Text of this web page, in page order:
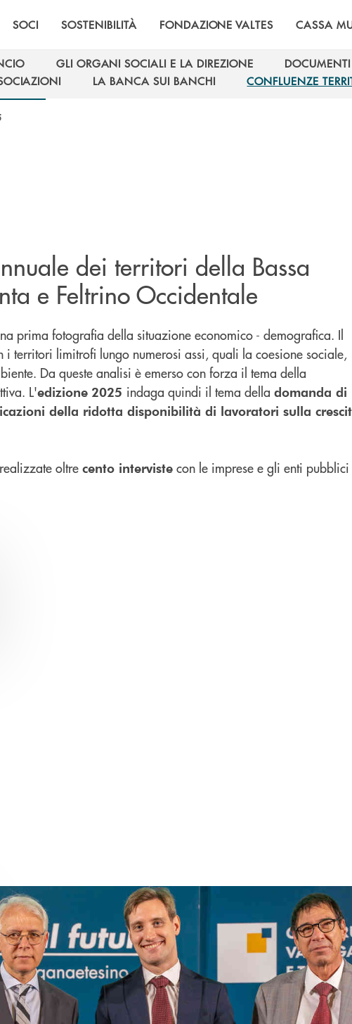
SOCI SOSTENIBILITÀ FONDAZIONE VALTES CASSA
GLI ORGANI SOCIALI E LA DIREZIONE
GLI ORGANI SOCIALI E LA DIREZIONE
DOCUMENTI
LA BANCA SUI BANCHI
CONFLUENZE
dei territori della Bassa
e Feltrino Occidentale
prima fotografia della situazione economico - demografica. Il
territori limitrofi lungo numerosi assi, quali la coesione sociale,
Da queste analisi è emerso con forza il tema della
L'edizione 2025 indaga quindi il tema della domanda di
della ridotta disponibilità di lavoratori sulla
oltre cento interviste con le imprese e gli enti pubblici